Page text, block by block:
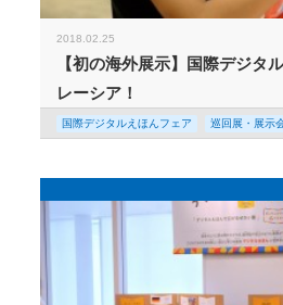
2018.02.25
【初の海外展示】国際デジタ
レーシア！
国際デジタルえほんフェア 巡回展・展示